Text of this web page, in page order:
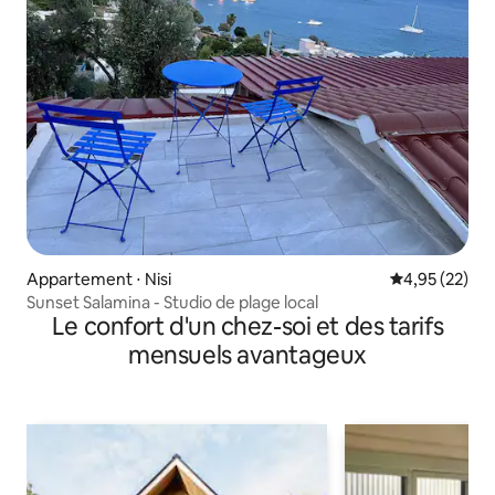
Appartement ⋅ Nisi Évaluation
4,95 (22)
Sunset Salamina - Studio de plage local
Le confort d'un chez-soi et des tarifs
mensuels avantageux